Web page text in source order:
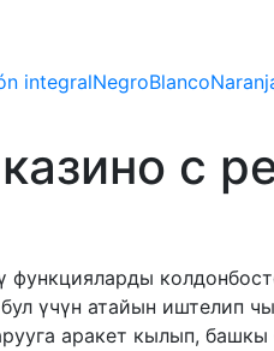
integralNegroBlanco
с
функцияларды
үчүн атайын иштелип
аракет кылып, башкы